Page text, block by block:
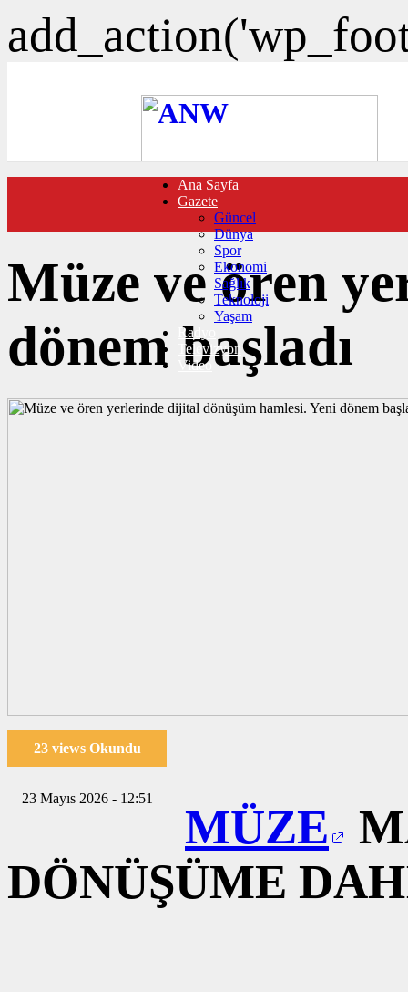
FOTO GALERİ
VIDEO GALERİ
TRAFİK DURUMU
NÖBETÇİ ECZANELER
CANLI SONUÇLAR
HABER GÖNDER
BURÇLAR
İLETİŞİM
Ana Sayfa
Gazete
Güncel
Dünya
Spor
Ekonomi
Sağlık
Teknoloji
Yaşam
Radyo
Televizyon
Video
Müze ve ören
dönem başladı
23 views Okundu
23 Mayıs 2026 - 12:51
MÜZE
DÖNÜŞÜME